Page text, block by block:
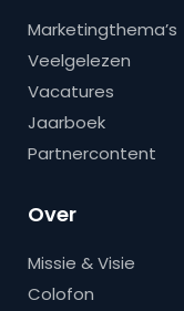
Marketingthema’s
Veelgelezen
Vacatures
Jaarboek
Partnercontent
Over
Missie & Visie
Colofon